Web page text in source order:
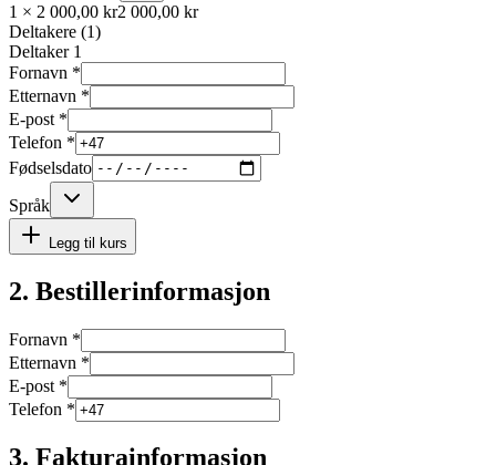
1 × 2 000,00 kr2 000,00 kr
Deltakere (1)
Deltaker 1
Fornavn *
Etternavn *
E-post *
Telefon *
Fødselsdato
Språk
Legg til kurs
2. Bestillerinformasjon
Fornavn *
Etternavn *
E-post *
Telefon *
3. Fakturainformasjon